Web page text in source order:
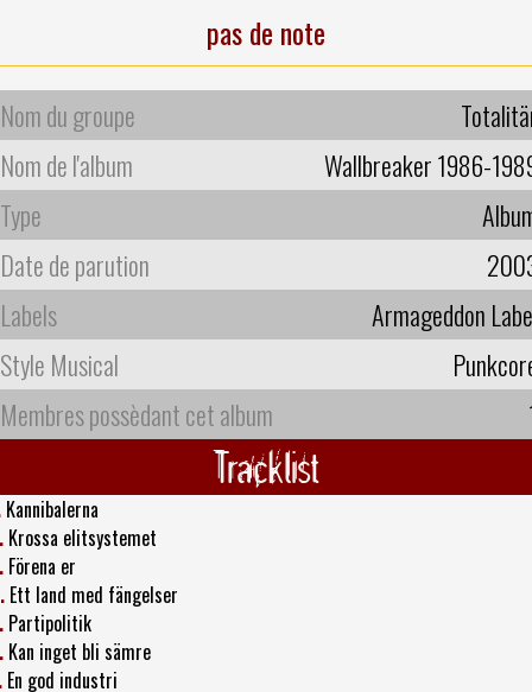
pas de note
Nom du groupe
Nom de l'album
Wallbreaker 1986-
Type
Date de parution
Labels
Armageddon
Style Musical
Membres possèdant cet album
Tracklist
Kannibalerna
Krossa elitsystemet
Förena er
Ett land med fängelser
Partipolitik
Kan inget bli sämre
En god industri